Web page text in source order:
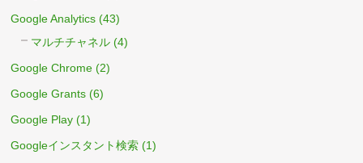
Google Analytics (43)
マルチチャネル (4)
Google Chrome (2)
Google Grants (6)
Google Play (1)
Googleインスタント検索 (1)